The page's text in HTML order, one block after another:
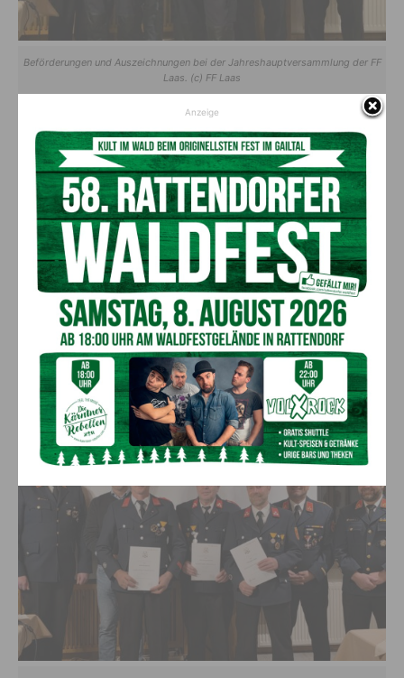
Beförderungen und Auszeichnungen bei der Jahreshauptversammlung der FF
Laas. (c) FF Laas
Langjährige Verdienste
ausgezeichnet
Für 40 Jahre verdienstvolle Tätigkeit auf dem Gebiet des
Feuerwehrwesens wurde die Kärntner Medaille in Silber an
Albert Schmid, Albert Ortner, Georg Schellander, Michael
Fick, Josef Wilhelmer
und Norbert Stanglverliehen. Mit der
Ehrenmedaille des Kärntner Landesfeuerwehrverbandes für
50-jährige Zugehörigkeit zur Feuerwehrwurden
EhrenkommandantEkkehard FickundHerbert Schmid
ausgezeichnet.
Anzeige